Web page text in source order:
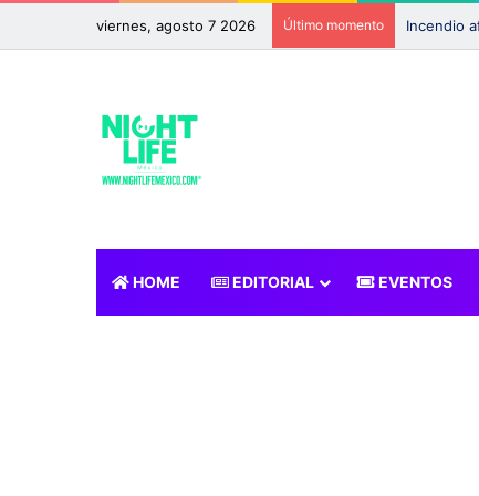
viernes, agosto 7 2026 Último momento
HOME EDITORIAL EVENTOS